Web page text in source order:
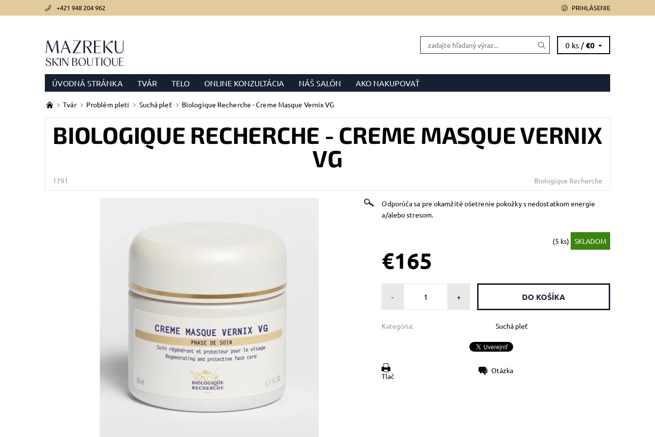
+421 948 204 962 PRIHLÁSENIE
0 ks /€0
ÚVODNÁ STRÁNKA TVÁR TELO ONLINE KONZULTÁCIA NÁŠ SALÓN
AKO NAKUPOVAŤ
PODMIENKY OCHRANY OSOBNÝCH ÚDAJOV
OBCHODNÉ PODMIENKY FORMULÁR NA ODSTÚPENIE OD ZMLUVY
Tvár Problém pleti Suchá pleť Biologique Recherche - Creme Masque Vernix VG
BIOLOGIQUE RECHERCHE - CREME MASQUE VERNIX
VG
1791 Biologique Recherche
Odporúča sa pre okamžité ošetrenie pokožky s nedostatkom energie
a/alebo stresom.
(5 ks) SKLADOM
€165
- +
Kategória: Suchá pleť
Tlač
Otázka